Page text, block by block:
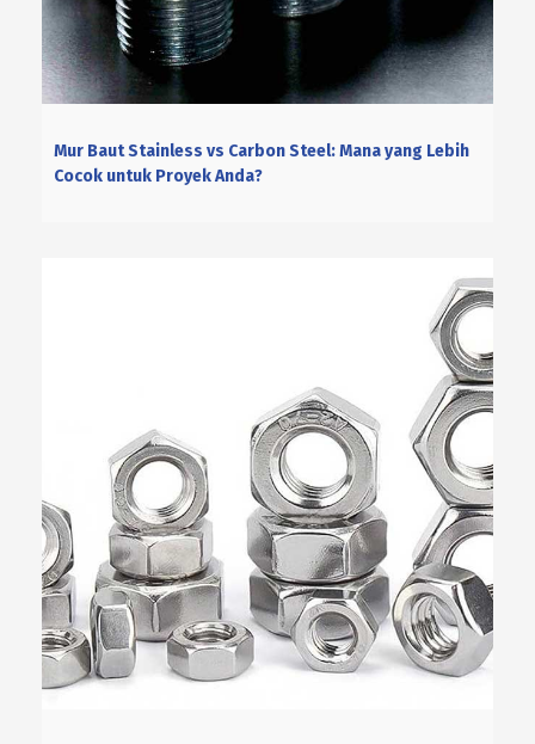
Mur Baut Stainless vs Carbon Steel: Mana yang Lebih
Cocok untuk Proyek Anda?